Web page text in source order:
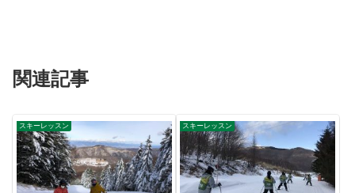
関連記事
スキーレッスン スキーレッスン